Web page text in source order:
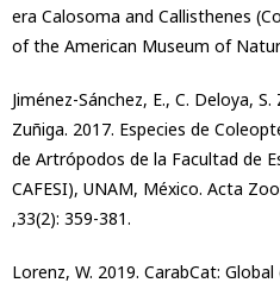
era Calosoma and Callisthenes
of the American Museum of
Jiménez-Sánchez, E., C. Deloya,
Zuñiga. 2017. Especies de
de Artrópodos de la Facultad de
CAFESI), UNAM, México. Acta
,33(2): 359-381.
Lorenz, W. 2019. CarabCat: